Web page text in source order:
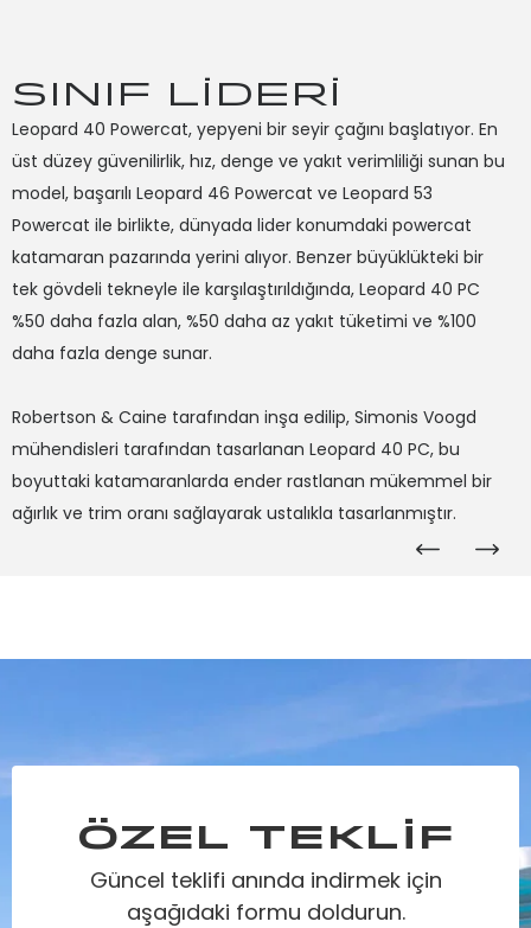
SINIF LİDERİ
Leopard 40 Powercat, yepyeni bir seyir çağını başlatıyor. En
üst düzey güvenilirlik, hız, denge ve yakıt verimliliği sunan bu
model, başarılı Leopard 46 Powercat ve Leopard 53
Powercat ile birlikte, dünyada lider konumdaki powercat
katamaran pazarında yerini alıyor. Benzer büyüklükteki bir
tek gövdeli tekneyle ile karşılaştırıldığında, Leopard 40 PC
%50 daha fazla alan, %50 daha az yakıt tüketimi ve %100
daha fazla denge sunar.
Robertson & Caine tarafından inşa edilip, Simonis Voogd
mühendisleri tarafından tasarlanan Leopard 40 PC, bu
boyuttaki katamaranlarda ender rastlanan mükemmel bir
ağırlık ve trim oranı sağlayarak ustalıkla tasarlanmıştır.
ÖZEL TEKLİF
Güncel teklifi anında indirmek için
aşağıdaki formu doldurun.